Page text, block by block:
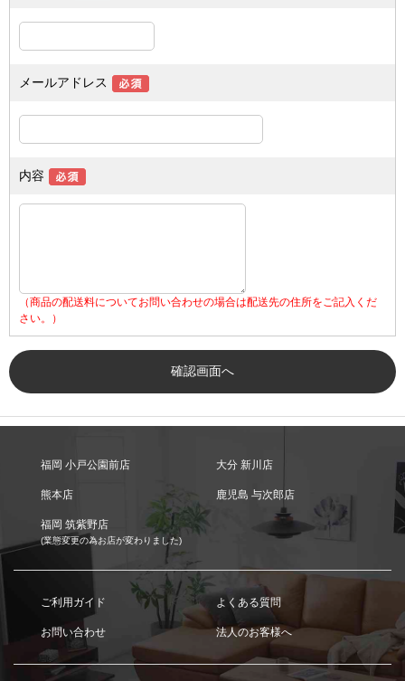
メールアドレス
内容
（商品の配送料についてお問い合わせの場合は配送先の住所をご記入くだ
さい。）
福岡 小戸公園前店 大分 新川店
熊本店 鹿児島 与次郎店
福岡 筑紫野店
(業態変更の為お店が変わりました)
ご利用ガイド よくある質問
お問い合わせ 法人のお客様へ